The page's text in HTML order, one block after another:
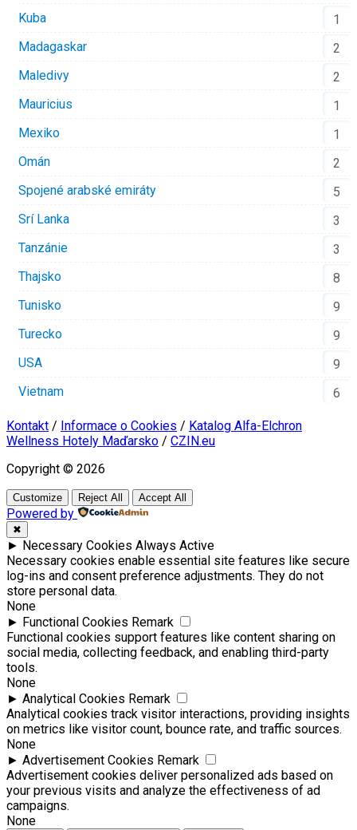
Kuba
1
Madagaskar
2
Maledivy
2
Mauricius
1
Mexiko
1
Omán
2
Spojené arabské emiráty
5
Srí Lanka
3
Tanzánie
3
Thajsko
8
Tunisko
9
Turecko
9
USA
9
Vietnam
6
Kontakt / Informace o Cookies / Katalog Alfa-Elchron
Wellness Hotely Maďarsko / CZIN.eu
Copyright © 2026
Customize Reject All Accept All
Powered by
✖
► Necessary Cookies Always Active
Necessary cookies enable essential site features like secure
log-ins and consent preference adjustments. They do not
store personal data.
None
► Functional Cookies Remark
Functional cookies support features like content sharing on
social media, collecting feedback, and enabling third-party
tools.
None
► Analytical Cookies Remark
Analytical cookies track visitor interactions, providing insights
on metrics like visitor count, bounce rate, and traffic sources.
None
► Advertisement Cookies Remark
Advertisement cookies deliver personalized ads based on
your previous visits and analyze the effectiveness of ad
campaigns.
None